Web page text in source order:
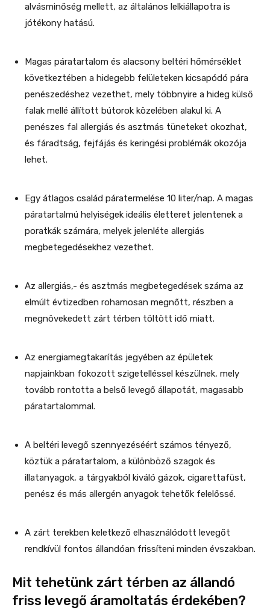
alvásminőség mellett, az általános lelkiállapotra is
jótékony hatású.
Magas páratartalom és alacsony beltéri hőmérséklet
következtében a hidegebb felületeken kicsapódó pára
penészedéshez vezethet, mely többnyire a hideg külső
falak mellé állított bútorok közelében alakul ki. A
penészes fal allergiás és asztmás tüneteket okozhat,
és fáradtság, fejfájás és keringési problémák okozója
lehet.
Egy átlagos család páratermelése 10 liter/nap. A magas
páratartalmú helyiségek ideális életteret jelentenek a
poratkák számára, melyek jelenléte allergiás
megbetegedésekhez vezethet.
Az allergiás,- és asztmás megbetegedések száma az
elmúlt évtizedben rohamosan megnőtt, részben a
megnövekedett zárt térben töltött idő miatt.
Az energiamegtakarítás jegyében az épületek
napjainkban fokozott szigetelléssel készülnek, mely
tovább rontotta a belső levegő állapotát, magasabb
páratartalommal.
A beltéri levegő szennyezéséért számos tényező,
köztük a páratartalom, a különböző szagok és
illatanyagok, a tárgyakból kiváló gázok, cigarettafüst,
penész és más allergén anyagok tehetők felelőssé.
A zárt terekben keletkező elhasználódott levegőt
rendkívül fontos állandóan frissíteni minden évszakban.
Mit tehetünk zárt térben az állandó
friss levegő áramoltatás érdekében?